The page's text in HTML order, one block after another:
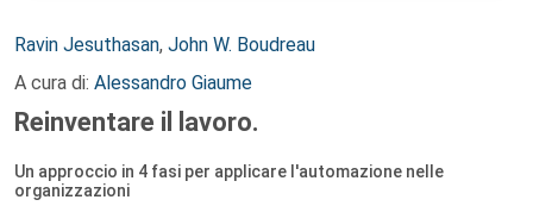
Autori:
Ravin Jesuthasan, John W. Boudreau
A cura di: Alessandro Giaume
Reinventare il lavoro.
Un approccio in 4 fasi per applicare l'automazione nelle
organizzazioni